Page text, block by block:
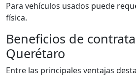
Para vehículos usados puede
física.
Beneficios de
Querétaro
Entre las principales ventajas